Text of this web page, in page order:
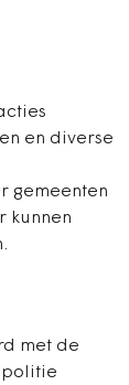
en diverse
gemeenten
kunnen
met de
politie